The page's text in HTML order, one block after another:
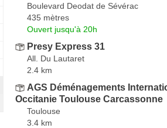
Boulevard Deodat de Sévérac
435 mètres
Ouvert jusqu'à 20h
Presy Express 31
All. Du Lautaret
2.4 km
AGS Déménagements
Occitanie Toulouse Carcassonne
Toulouse
3.4 km